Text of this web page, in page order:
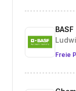
BASF
Freie